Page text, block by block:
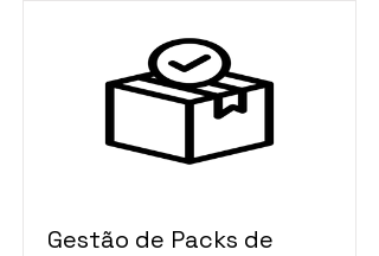
Gestão de Packs de